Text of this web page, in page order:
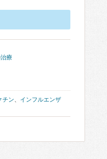
療
チン、 インフルエンザ